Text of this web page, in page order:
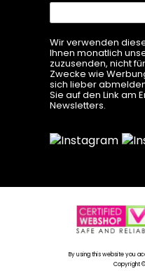
Melden
Sie
sich
für
unseren
Newsletter
an:
Wir verwenden
Ihnen monatlich
zuzusenden, nicht
Zwecke wie
sich lieber
Sie auf den Link am
Newsletters.
By using this website you
Copyright